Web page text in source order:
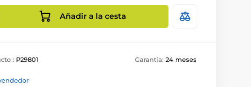
Añadir a la cesta
: P29801 Garantía: 24 meses